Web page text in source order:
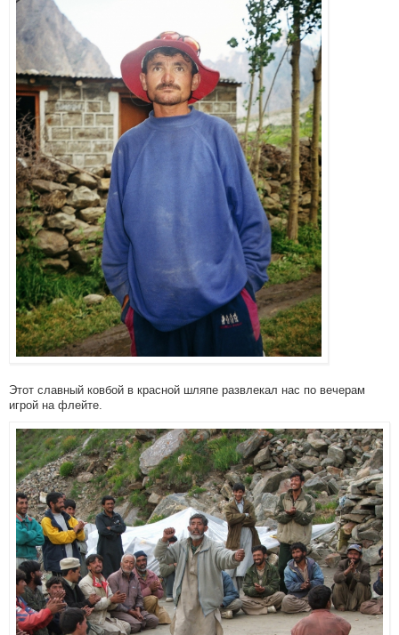
Этот славный ковбой в красной шляпе развлекал нас по вечерам
игрой на флейте.